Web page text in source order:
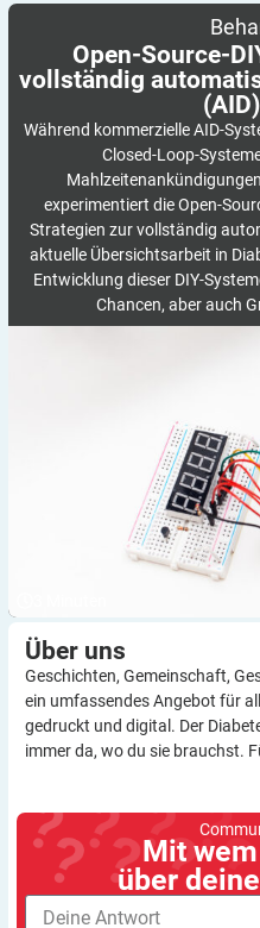
Open-Source-DIY-Systeme
Open-Source-
vollständig
(AID)
Während kommerzielle AID-
Closed-Loop-
experimentiert die Open-
Strategien zur vollständig
aktuelle Übersichtsarbeit in
Entwicklung dieser DIY-
Chancen, aber auch
Über uns
Geschichten, Gemeinschaft,
ein umfassendes Angebot für
gedruckt und digital. Der
immer da, wo du sie brauchst.
Mit
über